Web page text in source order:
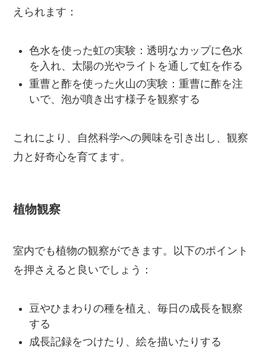
えられます：
色水を使った虹の実験：透明なカップに色水
を入れ、太陽の光やライトを通して虹を作る
重曹と酢を使った火山の実験：重曹に酢を注
いで、泡が噴き出す様子を観察する
これにより、自然科学への興味を引き出し、観察
力と好奇心を育てます。
植物観察
室内でも植物の観察ができます。以下のポイント
を押さえると良いでしょう：
豆やひまわりの種を植え、毎日の成長を観察
する
成長記録をつけたり、絵を描いたりする